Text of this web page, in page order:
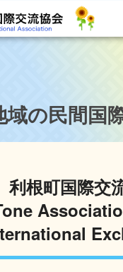
域の民間国
利根町国際交